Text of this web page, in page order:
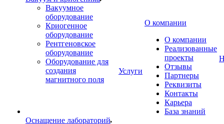
Вакуумное
оборудование
Криогенное
оборудование
Рентгеновское
оборудование
Оборудование для
создания
магнитного поля
Оснащение лабораторий
Услуги
О компании
О компании
Реализованные
проекты
Отзывы
Партнеры
Реквизиты
Контакты
Карьера
База знаний